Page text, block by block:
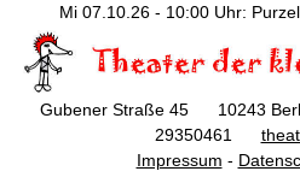
Mi 07.10.26 - 10:00 Uhr:
Gubener Straße 45 10243
29350461
Impressum -